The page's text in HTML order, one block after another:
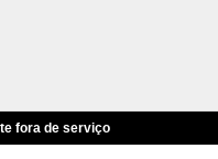
fora de serviço